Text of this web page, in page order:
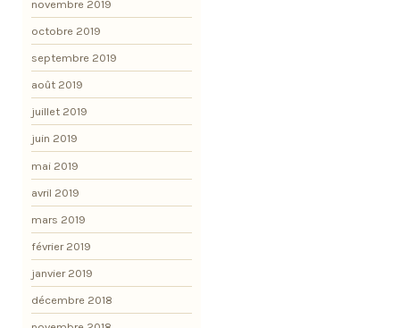
novembre 2019
octobre 2019
septembre 2019
août 2019
juillet 2019
juin 2019
mai 2019
avril 2019
mars 2019
février 2019
janvier 2019
décembre 2018